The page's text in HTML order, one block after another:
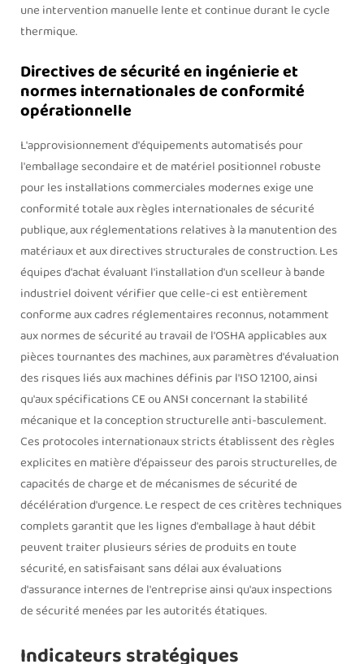
une intervention manuelle lente et continue durant le cycle
thermique.
Directives de sécurité en ingénierie et
normes internationales de conformité
opérationnelle
L'approvisionnement d'équipements automatisés pour
l'emballage secondaire et de matériel positionnel robuste
pour les installations commerciales modernes exige une
conformité totale aux règles internationales de sécurité
publique, aux réglementations relatives à la manutention des
matériaux et aux directives structurales de construction. Les
équipes d'achat évaluant l'installation d'un scelleur à bande
industriel doivent vérifier que celle-ci est entièrement
conforme aux cadres réglementaires reconnus, notamment
aux normes de sécurité au travail de l'OSHA applicables aux
pièces tournantes des machines, aux paramètres d'évaluation
des risques liés aux machines définis par l'ISO 12100, ainsi
qu'aux spécifications CE ou ANSI concernant la stabilité
mécanique et la conception structurelle anti-basculement.
Ces protocoles internationaux stricts établissent des règles
explicites en matière d'épaisseur des parois structurelles, de
capacités de charge et de mécanismes de sécurité de
décélération d'urgence. Le respect de ces critères techniques
complets garantit que les lignes d'emballage à haut débit
peuvent traiter plusieurs séries de produits en toute
sécurité, en satisfaisant sans délai aux évaluations
d'assurance internes de l'entreprise ainsi qu'aux inspections
de sécurité menées par les autorités étatiques.
Indicateurs stratégiques